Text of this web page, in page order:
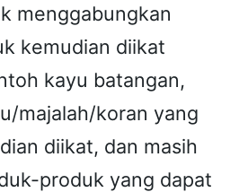
menggabungkan
kemudian diikat
kayu batangan,
majalah/koran yang
diikat, dan masih
produk yang dapat